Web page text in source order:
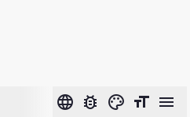
language bug_report color_lens format_size menu